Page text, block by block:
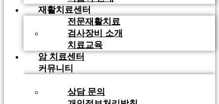
재활치료센터
전문재활치료
검사장비 소개
치료교육
암 치료센터
커뮤니티
상담 문의